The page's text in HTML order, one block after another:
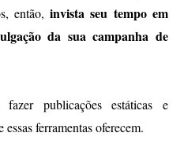
então, invista seu tempo em
da sua campanha de
publicações estáticas e
ferramentas oferecem.